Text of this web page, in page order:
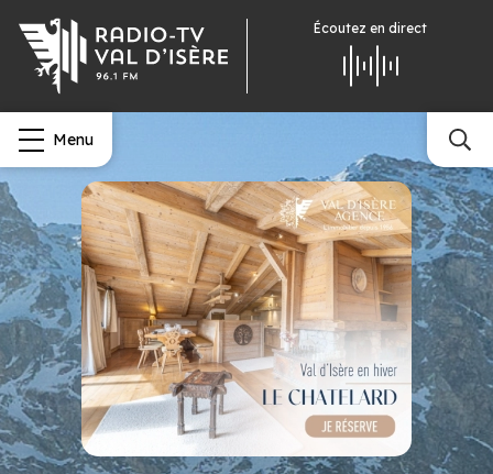
Écoutez en direct
Menu